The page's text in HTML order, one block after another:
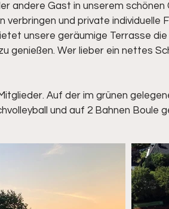
andere Gast in unserem
verbringen und private
unsere geräumige Terrasse
genießen. Wer lieber ein nettes
Auf der im grünen
und auf 2 Bahnen Boule